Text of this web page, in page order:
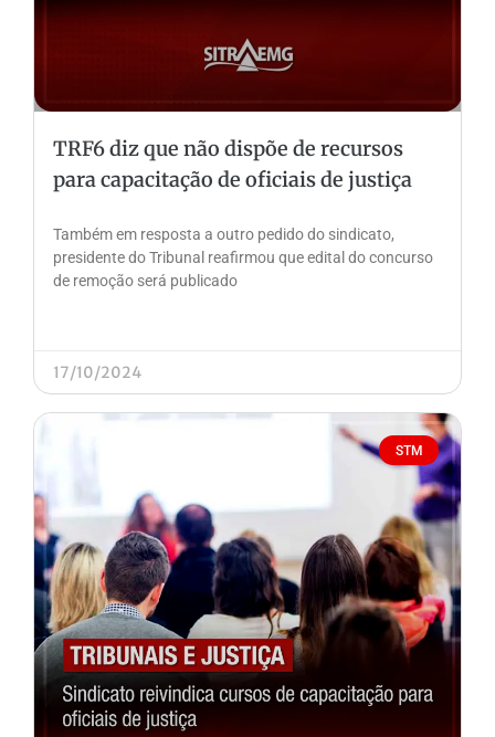
TRF6 diz que não dispõe de recursos
para capacitação de oficiais de justiça
Também em resposta a outro pedido do sindicato,
presidente do Tribunal reafirmou que edital do concurso
de remoção será publicado
17/10/2024
STM